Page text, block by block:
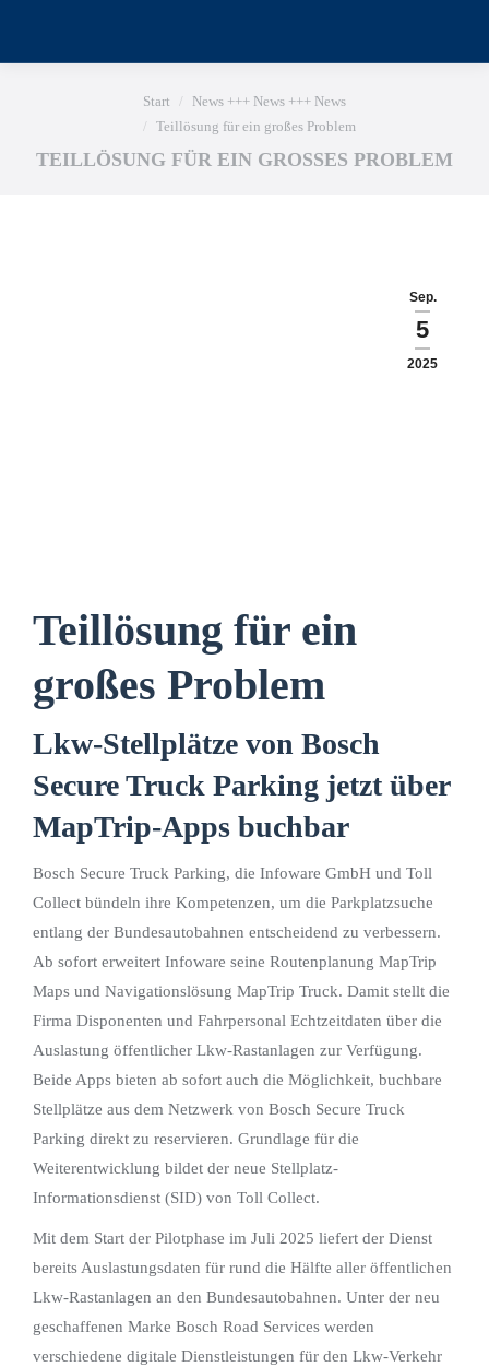
Sie befinden sich hier:
Start
News +++ News +++ News
Teillösung für ein großes Problem
TEILLÖSUNG FÜR EIN GROSSES PROBLEM
Sep.
5
2025
Teillösung für ein
großes Problem
Lkw-Stellplätze von Bosch
Secure Truck Parking jetzt über
MapTrip-Apps buchbar
Bosch Secure Truck Parking, die Infoware GmbH und Toll
Collect bündeln ihre Kompetenzen, um die Parkplatzsuche
entlang der Bundesautobahnen entscheidend zu verbessern.
Ab sofort erweitert Infoware seine Routenplanung MapTrip
Maps und Navigationslösung MapTrip Truck. Damit stellt die
Firma Disponenten und Fahrpersonal Echtzeitdaten über die
Auslastung öffentlicher Lkw-Rastanlagen zur Verfügung.
Beide Apps bieten ab sofort auch die Möglichkeit, buchbare
Stellplätze aus dem Netzwerk von Bosch Secure Truck
Parking direkt zu reservieren. Grundlage für die
Weiterentwicklung bildet der neue Stellplatz-
Informationsdienst (SID) von Toll Collect.
Mit dem Start der Pilotphase im Juli 2025 liefert der Dienst
bereits Auslastungsdaten für rund die Hälfte aller öffentlichen
Lkw-Rastanlagen an den Bundesautobahnen. Unter der neu
geschaffenen Marke Bosch Road Services werden
verschiedene digitale Dienstleistungen für den Lkw-Verkehr